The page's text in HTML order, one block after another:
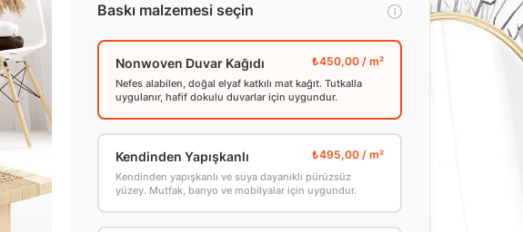
Baskı malzemesi seçin
Nonwoven Duvar Kağıdı
Nefes alabilen, doğal elyaf katkılı mat kağıt. Tutkalla
uygulanır, hafif dokulu duvarlar için uygundur.
Kendinden Yapışkanlı
Kendinden yapışkanlı ve suya dayanıklı pürüzsüz
yüzey. Mutfak, banyo ve mobilyalar için uygundur.